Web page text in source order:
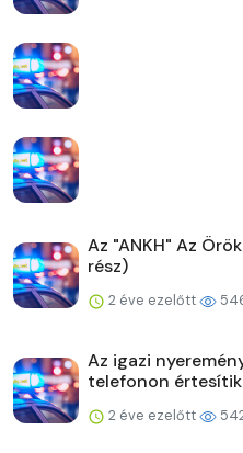
Az "ANKH" Az
rész)
2 éve ezelőtt
Az igazi
telefonon
2 éve ezelőtt